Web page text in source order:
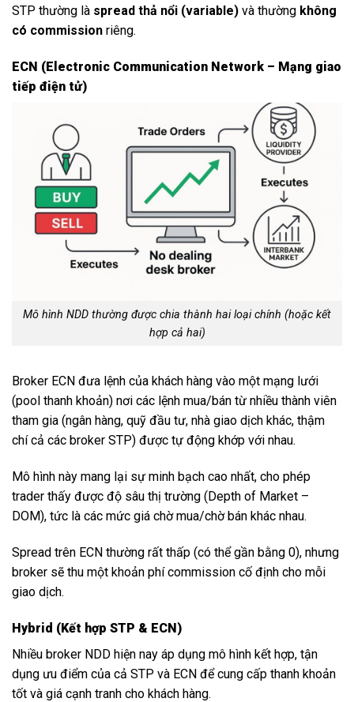
STP thường là spread thả nổi (variable) và thường không
có commission riêng.
ECN (Electronic Communication Network – Mạng giao
tiếp điện tử)
Mô hình NDD thường được chia thành hai loại chính (hoặc kết
hợp cả hai)
Broker ECN đưa lệnh của khách hàng vào một mạng lưới
(pool thanh khoản) nơi các lệnh mua/bán từ nhiều thành viên
tham gia (ngân hàng, quỹ đầu tư, nhà giao dịch khác, thậm
chí cả các broker STP) được tự động khớp với nhau.
Mô hình này mang lại sự minh bạch cao nhất, cho phép
trader thấy được độ sâu thị trường (Depth of Market –
DOM), tức là các mức giá chờ mua/chờ bán khác nhau.
Spread trên ECN thường rất thấp (có thể gần bằng 0), nhưng
broker sẽ thu một khoản phí commission cố định cho mỗi
giao dịch.
Hybrid (Kết hợp STP & ECN)
Nhiều broker NDD hiện nay áp dụng mô hình kết hợp, tận
dụng ưu điểm của cả STP và ECN để cung cấp thanh khoản
tốt và giá cạnh tranh cho khách hàng.